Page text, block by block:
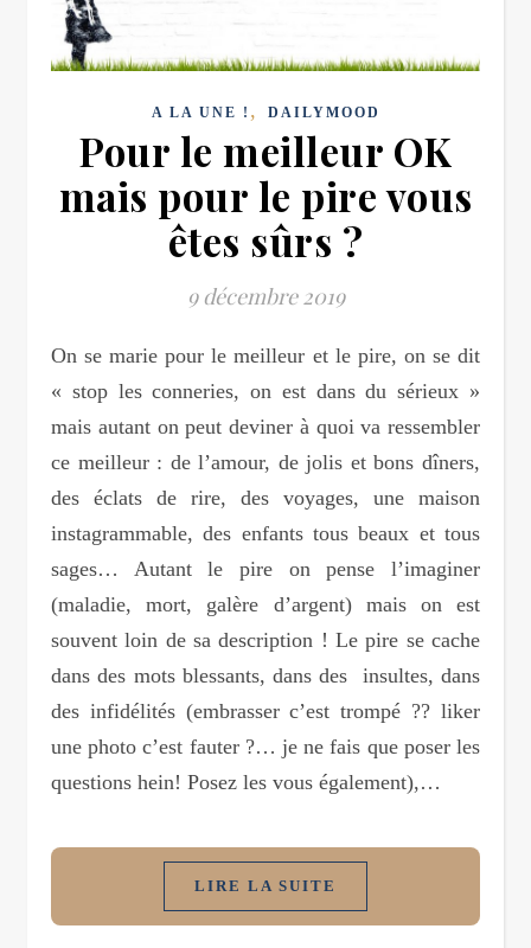
A LA UNE ! , DAILYMOOD
Pour le meilleur OK
mais pour le pire vous
êtes sûrs ?
9 décembre 2019
On se marie pour le meilleur et le pire, on se dit
« stop les conneries, on est dans du sérieux »
mais autant on peut deviner à quoi va ressembler
ce meilleur : de l’amour, de jolis et bons dîners,
des éclats de rire, des voyages, une maison
instagrammable, des enfants tous beaux et tous
sages… Autant le pire on pense l’imaginer
(maladie, mort, galère d’argent) mais on est
souvent loin de sa description ! Le pire se cache
dans des mots blessants, dans des insultes, dans
des infidélités (embrasser c’est trompé ?? liker
une photo c’est fauter ?… je ne fais que poser les
questions hein! Posez les vous également),…
LIRE LA SUITE